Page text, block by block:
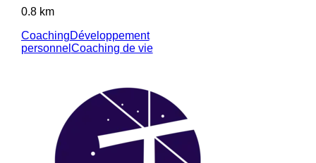
0.8 km
CoachingDéveloppement
personnel Coaching de vie